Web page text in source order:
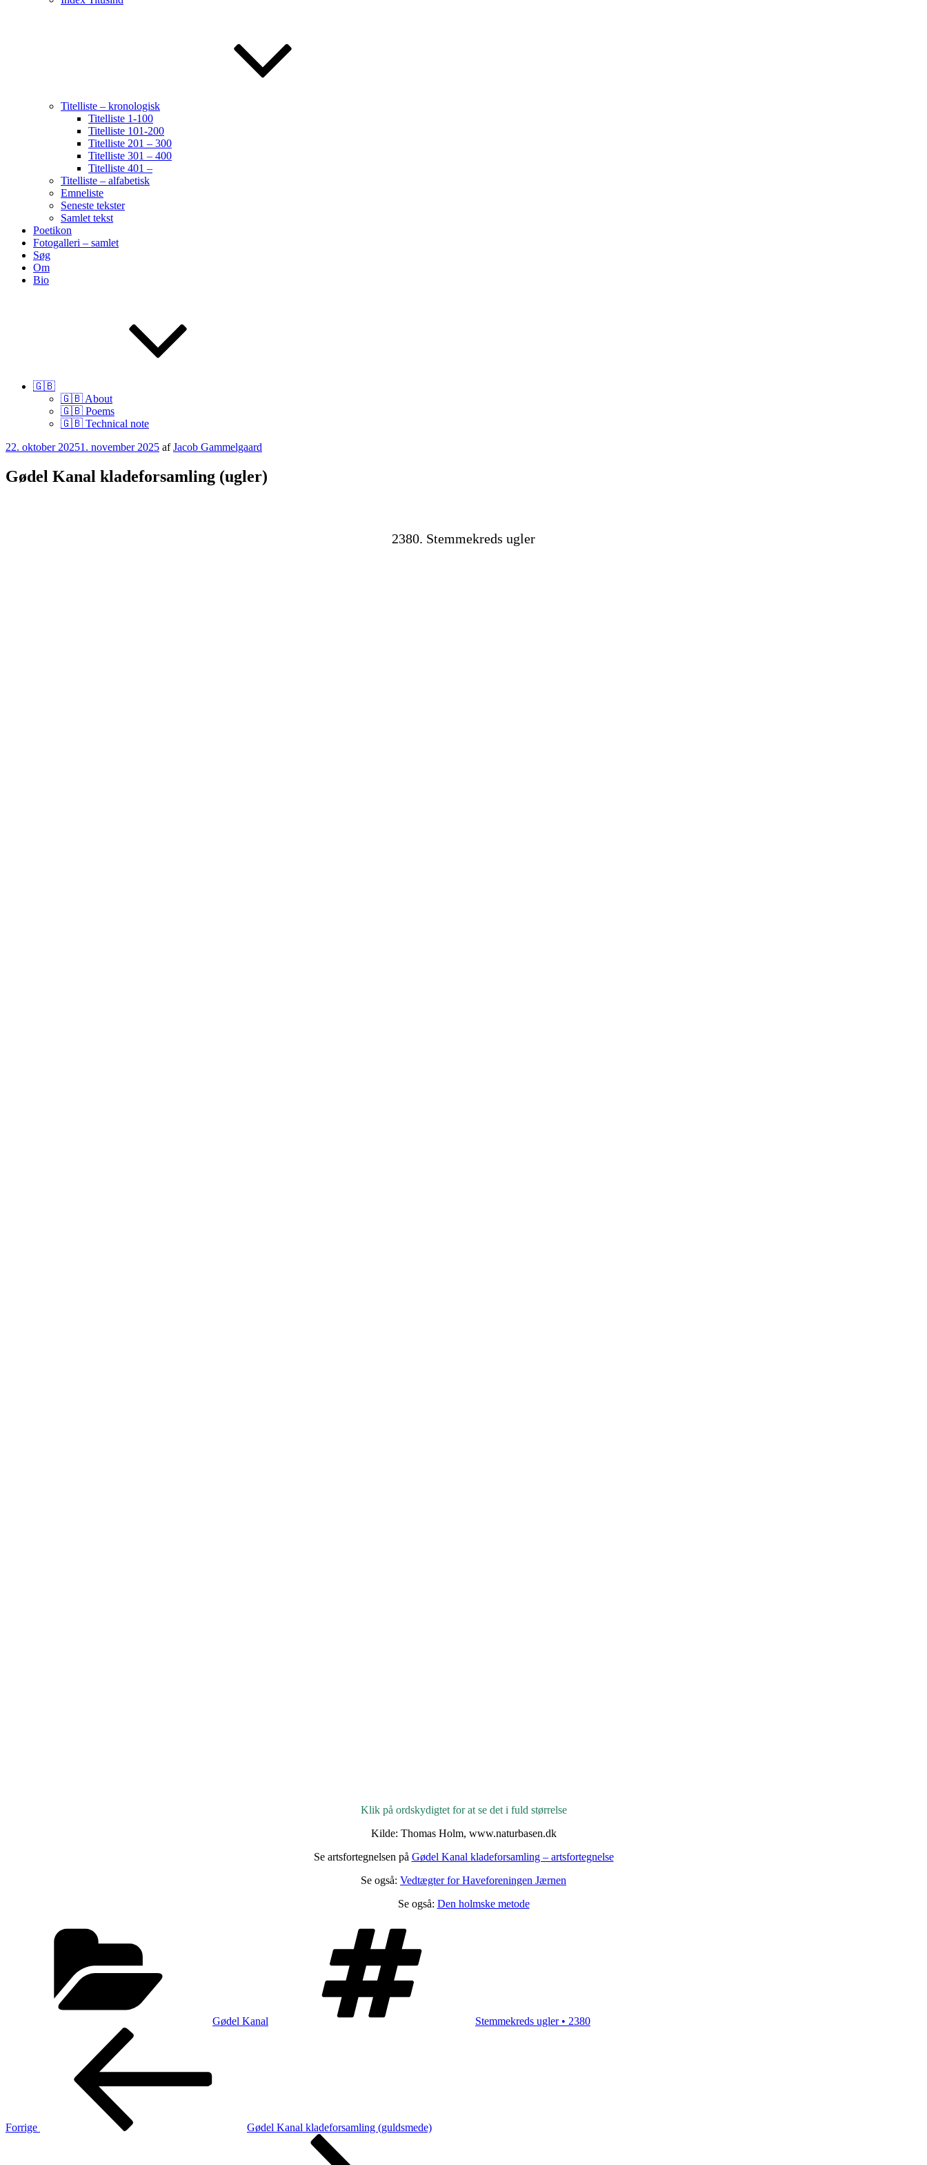
Titelliste – kronologisk
Titelliste 1-100
Titelliste 101-200
Titelliste 201 – 300
Titelliste 301 – 400
Titelliste 401 –
Titelliste – alfabetisk
Emneliste
Seneste tekster
Samlet tekst
Poetikon
Fotogalleri – samlet
Søg
Om
Bio
🇬🇧
🇬🇧 About
🇬🇧 Poems
🇬🇧 Technical note
Udgivet
22. oktober 20251. november 2025 afJacob Gammelgaard
Gødel Kanal kladeforsamling (ugler)
2380. Stemmekreds ugler
Klik på ordskydigtet for at se det i fuld størrelse
Kilde: Thomas Holm, www.naturbasen.dk
Se artsfortegnelsen på Gødel Kanal kladeforsamling – artsfortegnelse
Se også: Vedtægter for Haveforeningen Jærnen
Se også: Den holmske metode
Gødel Kanal Stemmekreds ugler • 2380
Indlægsnavigation
Forrige
Gødel Kanal kladeforsamling (guldsmede)